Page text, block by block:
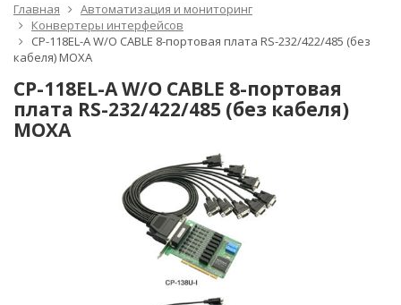
Главная
Автоматизация и мониторинг
Конвертеры интерфейсов
CP-118EL-A W/O CABLE 8-портовая плата RS-232/422/485 (без
кабеля) MOXA
CP-118EL-A W/O CABLE 8-портовая
плата RS-232/422/485 (без кабеля)
MOXA